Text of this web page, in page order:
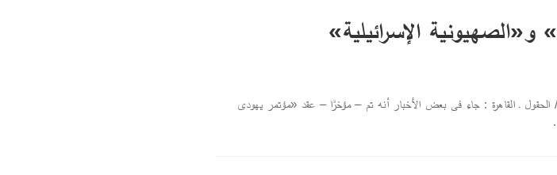
و«الصهيونية الإسرائيلية»
ـ القاهرة : جاء فى بعض الأخبار أنه تم – مؤخرًا – عقد «مؤتمر يهودى